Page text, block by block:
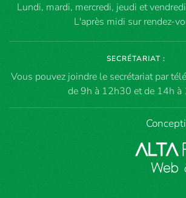
Lundi, mardi, mercredi, jeudi et
L'après midi sur rendez-
SECRÉTARIAT :
Vous pouvez joindre le secrétariat par
de 9h à 12h30 et de 14h à